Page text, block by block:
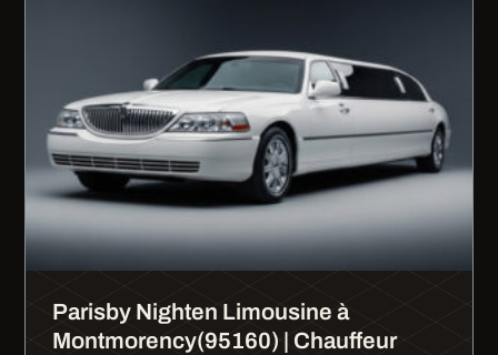
Parisby Nighten Limousine à
Montmorency(95160) | Chauffeur